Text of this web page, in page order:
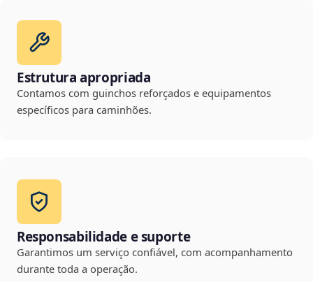
Estrutura apropriada
Contamos com guinchos reforçados e equipamentos
específicos para caminhões.
Responsabilidade e suporte
Garantimos um serviço confiável, com acompanhamento
durante toda a operação.